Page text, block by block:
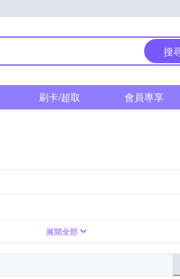
搜
刷卡/超取 會員專享
展開全部